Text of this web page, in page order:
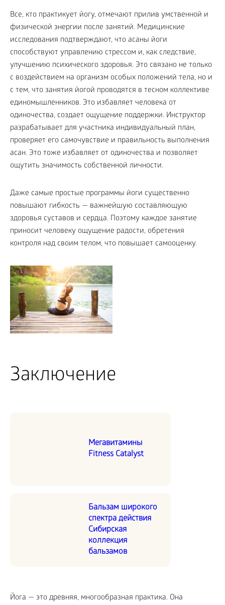
Все, кто практикует йогу, отмечают прилив умственной и
физической энергии после занятий. Медицинские
исследования подтверждают, что асаны йоги
способствуют управлению стрессом и, как следствие,
улучшению психического здоровья. Это связано не только
с воздействием на организм особых положений тела, но и
с тем, что занятия йогой проводятся в тесном коллективе
единомышленников. Это избавляет человека от
одиночества, создает ощущение поддержки. Инструктор
разрабатывает для участника индивидуальный план,
проверяет его самочувствие и правильность выполнения
асан. Это тоже избавляет от одиночества и позволяет
ощутить значимость собственной личности.
Даже самые простые программы йоги существенно
повышают гибкость — важнейшую составляющую
здоровья суставов и сердца. Поэтому каждое занятие
приносит человеку ощущение радости, обретения
контроля над своим телом, что повышает самооценку.
Заключение
Мегавитамины
Fitness Catalyst
Бальзам широкого
спектра действия
Сибирская
коллекция
бальзамов
Йога — это древняя, многообразная практика. Она